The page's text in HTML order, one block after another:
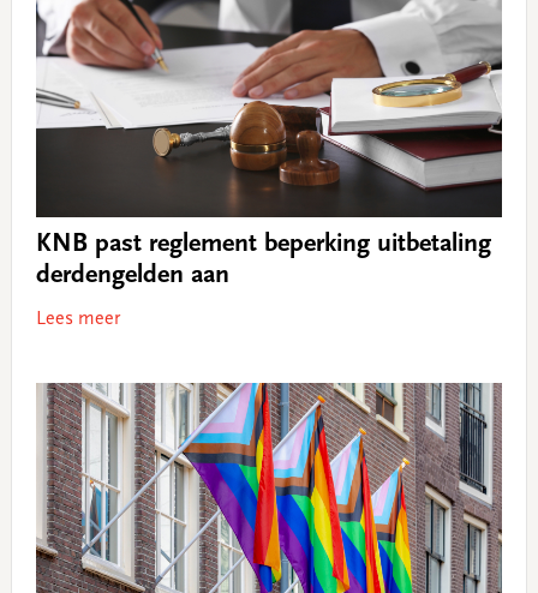
KNB past reglement beperking uitbetaling
derdengelden aan
Lees meer